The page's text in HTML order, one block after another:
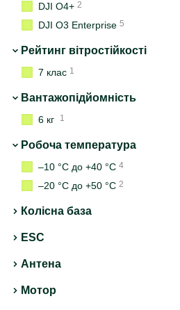
DJI O4+ 2
DJI O3 Enterprise 5
Рейтинг вітростійкості
7 клас 1
Вантажопідйомність
6 кг 1
Робоча температура
–10 °C до +40 °C 4
–20 °C до +50 °C 2
Колісна база
ESC
Антена
Мотор